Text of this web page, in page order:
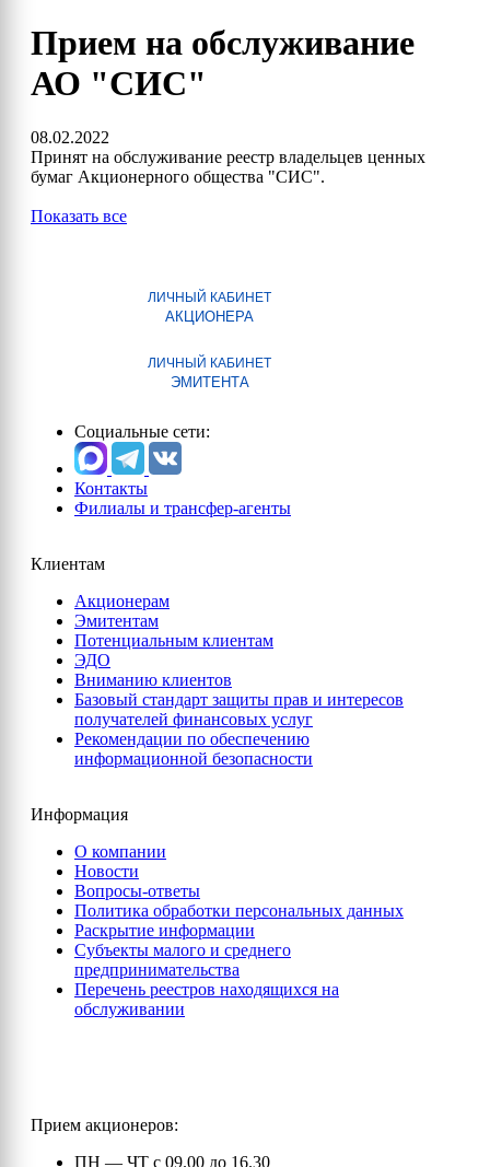
Прием на обслуживание
АО "СИС"
08.02.2022
Принят на обслуживание реестр владельцев ценных
бумаг Акционерного общества "СИС".
Показать все
ЛИЧНЫЙ КАБИНЕТ
АКЦИОНЕРА
ЛИЧНЫЙ КАБИНЕТ
ЭМИТЕНТА
Социальные сети:
Контакты
Филиалы и трансфер-агенты
Клиентам
Акционерам
Эмитентам
Потенциальным клиентам
ЭДО
Вниманию клиентов
Базовый стандарт защиты прав и интересов
получателей финансовых услуг
Рекомендации по обеспечению
информационной безопасности
Информация
О компании
Новости
Вопросы-ответы
Политика обработки персональных данных
Раскрытие информации
Субъекты малого и среднего
предпринимательства
Перечень реестров находящихся на
обслуживании
Прием акционеров:
ПН — ЧТ с 09.00 до 16.30